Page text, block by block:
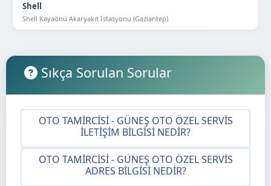
Shell
Shell Kayaönü Akaryakıt İstasyonu (Gaziantep)
Sıkça Sorulan Sorular
OTO TAMIRCISI - GÜNEŞ OTO ÖZEL SERVIS
İLETIŞIM BILGISI NEDIR?
OTO TAMIRCISI - GÜNEŞ OTO ÖZEL SERVIS
ADRES BILGISI NEDIR?